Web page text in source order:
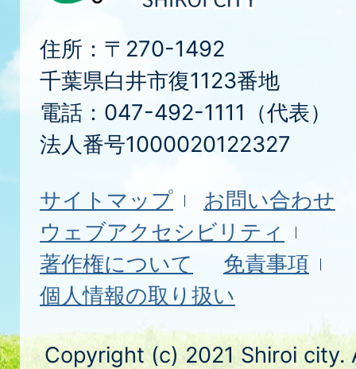
住所：〒270-1492
千葉県白井市復1123番地
電話：047-492-1111（代表）
法人番号1000020122327
サイトマップ
お問い合わせ
ウェブアクセシビリティ
著作権について
免責事項
個人情報の取り扱い
Copyright (c) 2021 Shiroi city.